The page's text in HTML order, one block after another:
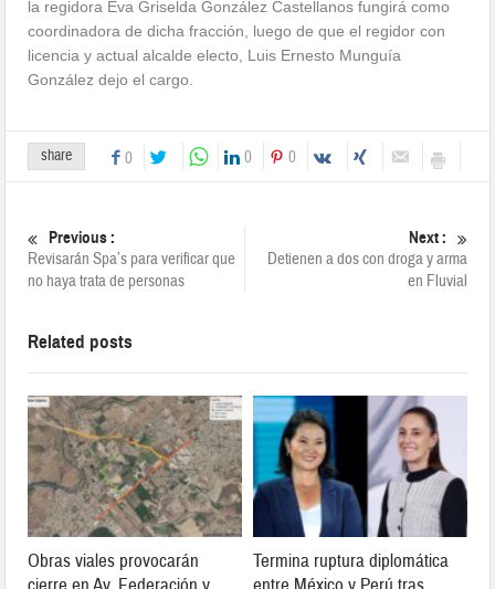
la regidora Eva Griselda González Castellanos fungirá como
coordinadora de dicha fracción, luego de que el regidor con
licencia y actual alcalde electo, Luis Ernesto Munguía
González dejo el cargo.
share 0 0 0
Previous :
Revisarán Spa’s para verificar que
no haya trata de personas
Next :
Detienen a dos con droga y arma
en Fluvial
Related posts
Obras viales provocarán
Termina ruptura diplomática